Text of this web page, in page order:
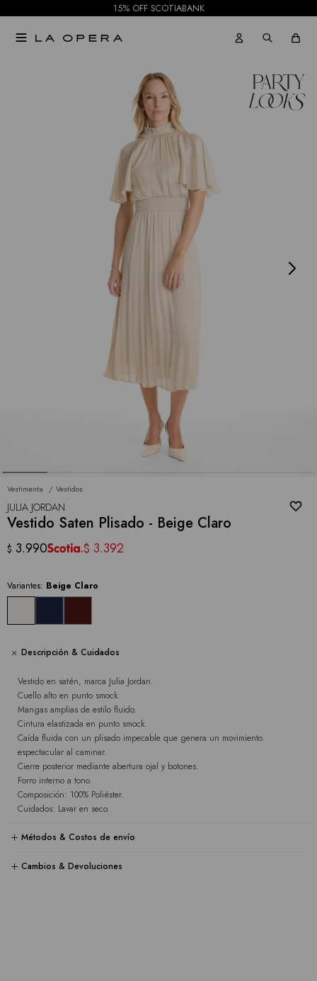
15% OFF SCOTIABANK

Vestimenta Vestidos
JULIA JORDAN
Vestido Saten Plisado - Beige Claro
$ 3.990 $ 3.392
Variantes: Beige Claro
Descripción & Cuidados
Vestido en satén, marca Julia Jordan.
Cuello alto en punto smock.
Mangas amplias de estilo fluido.
Cintura elastizada en punto smock.
Caída fluida con un plisado impecable que genera un movimiento
espectacular al caminar.
Cierre posterior mediante abertura ojal y botones.
Forro interno a tono.
Composición: 100% Poliéster.
Cuidados: Lavar en seco.
Métodos & Costos de envío
Cambios & Devoluciones
NOTIFICARME